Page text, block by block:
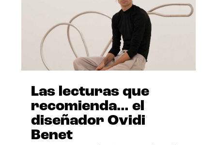
Las lecturas que
recomienda… el
diseñador Ovidi
Benet